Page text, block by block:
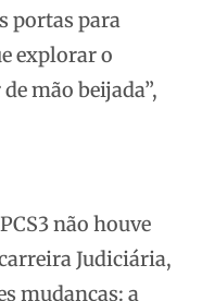
portas para
explorar o
mão beijada”,
não houve
Judiciária,
mudanças: a